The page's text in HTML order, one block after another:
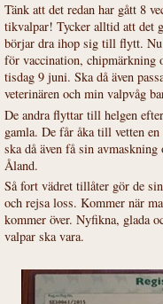
Tänk att det redan har gått 8
tikvalpar! Tycker alltid att det
börjar dra ihop sig till flytt. Nu
för vaccination, chipmärkning
tisdag 9 juni. Ska då även
veterinären och min valpvåg
De andra flyttar till helgen
gamla. De får åka till vetten
ska då även få sin
Åland.
Så fort vädret tillåter gör de
och rejsa loss. Kommer när
kommer över. Nyfikna, glada
valpar ska vara.